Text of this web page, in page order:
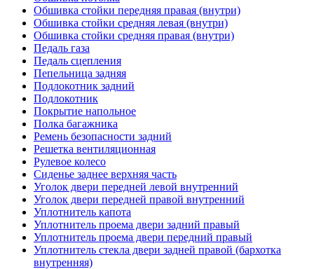
Обшивка стойки передняя правая (внутри)
Обшивка стойки средняя левая (внутри)
Обшивка стойки средняя правая (внутри)
Педаль газа
Педаль сцепления
Пепельница задняя
Подлокотник задний
Подлокотник
Покрытие напольное
Полка багажника
Ремень безопасности задний
Решетка вентиляционная
Рулевое колесо
Сиденье заднее верхняя часть
Уголок двери передней левой внутренний
Уголок двери передней правой внутренний
Уплотнитель капота
Уплотнитель проема двери задний правый
Уплотнитель проема двери передний правый
Уплотнитель стекла двери задней правой (бархотка
внутренняя)